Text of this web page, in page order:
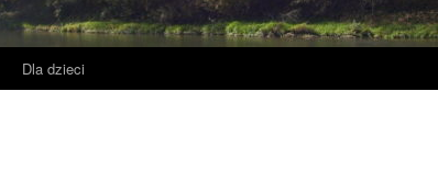
Dla dzieci